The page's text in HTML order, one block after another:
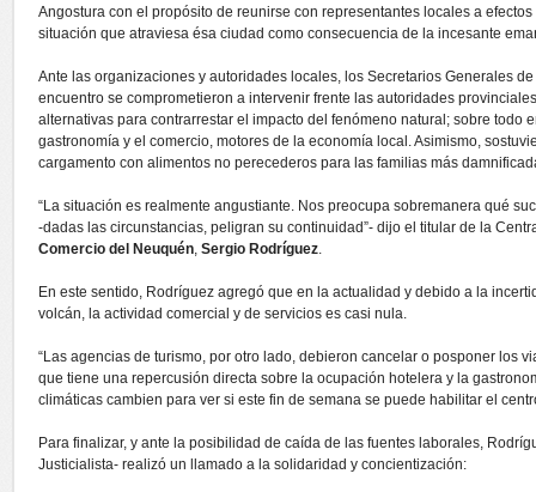
Angostura con el propósito de reunirse con representantes locales a
situación que atraviesa ésa ciudad como consecuencia de la incesante
Ante las organizaciones y autoridades locales, los Secretarios Generales
encuentro se comprometieron a intervenir frente las autoridades
alternativas para contrarrestar el impacto del fenómeno natural; sobre todo
gastronomía y el comercio, motores de la economía local. Asimismo,
cargamento con alimentos no perecederos para las familias más
“La situación es realmente angustiante. Nos preocupa sobremanera qué
-dadas las circunstancias, peligran su continuidad”- dijo el titular de la
Comercio del Neuquén, Sergio Rodríguez.
En este sentido, Rodríguez agregó que en la actualidad y debido a la
volcán, la actividad comercial y de servicios es casi nula.
“Las agencias de turismo, por otro lado, debieron cancelar o posponer los
que tiene una repercusión directa sobre la ocupación hotelera y la
climáticas cambien para ver si este fin de semana se puede habilitar el
Para finalizar, y ante la posibilidad de caída de las fuentes laborales,
Justicialista- realizó un llamado a la solidaridad y concientización: